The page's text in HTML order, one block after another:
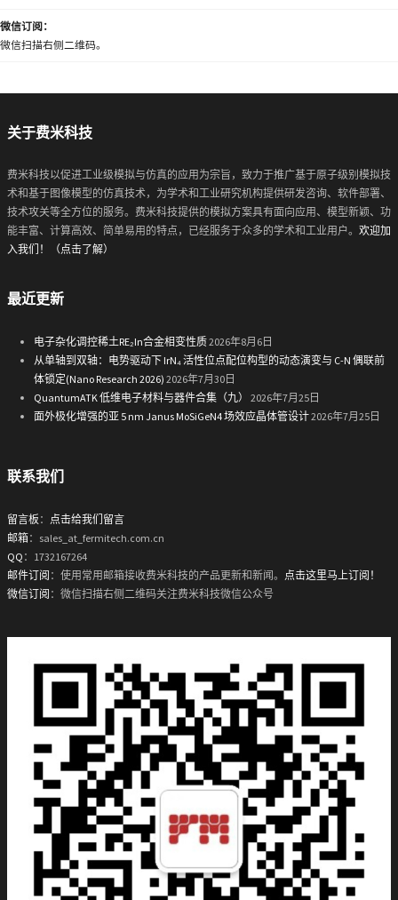
微信订阅：
微信扫描右侧二维码。
关于费米科技
费米科技以促进工业级模拟与仿真的应用为宗旨，致力于推广基于原子级别模拟技
术和基于图像模型的仿真技术，为学术和工业研究机构提供研发咨询、软件部署、
技术攻关等全方位的服务。费米科技提供的模拟方案具有面向应用、模型新颖、功
能丰富、计算高效、简单易用的特点，已经服务于众多的学术和工业用户。 欢迎加
入我们！（点击了解）
最近更新
电子杂化调控稀土RE₂In合金相变性质2026年8月6日
从单轴到双轴：电势驱动下 IrN₄ 活性位点配位构型的动态演变与 C-N 偶联前
体锁定(Nano Research 2026) 2026年7月30日
QuantumATK 低维电子材料与器件合集（九）
2026年7月25日
面外极化增强的亚 5 nm Janus MoSiGeN4 场效应晶体管设计2026年7月25日
联系我们
留言板 ： 点击给我们留言
邮箱：sales_at_fermitech.com.cn
QQ ：1732167264
邮件订阅 ：使用常用邮箱接收费米科技的产品更新和新闻。 点击这里马上订阅！
微信订阅 ：微信扫描右侧二维码关注费米科技微信公众号